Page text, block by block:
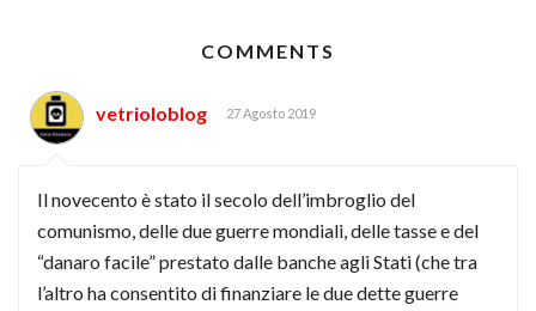
COMMENTS
vetrioloblog 27 Agosto 2019
Il novecento è stato il secolo dell’imbroglio del
comunismo, delle due guerre mondiali, delle tasse e del
“danaro facile” prestato dalle banche agli Stati (che tra
l’altro ha consentito di finanziare le due dette guerre